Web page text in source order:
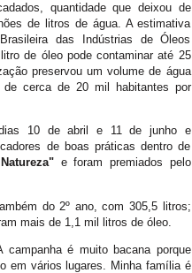
quantidade que deixou de
de litros de água. A estimativa
das Indústrias de Óleos
de óleo pode contaminar até 25
preservou um volume de água
de cerca de 20 mil habitantes por
10 de abril e 11 de junho e
de boas práticas dentro de
e foram premiados pelo
do 2º ano, com 305,5 litros;
mais de 1,1 mil litros de óleo.
é muito bacana porque
em vários lugares. Minha família é